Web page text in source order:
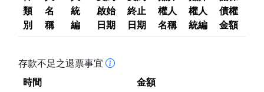
類
別
名
稱
統
編
啟始
日期
終止
日期
權人
名稱
權人
統編
債權
金額
存款不足之退票事宜
時間
金額